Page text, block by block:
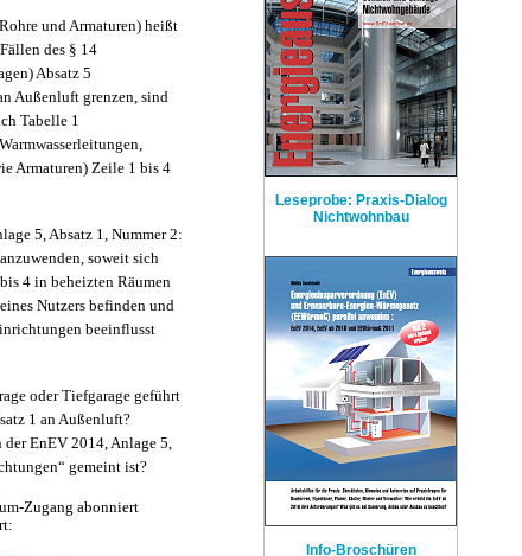
und Armaturen) heißt
des § 14
Absatz 5
Außenluft grenzen, sind
Tabelle 1
Armaturen) Zeile 1 bis 4
5, Absatz 1, Nummer 2:
soweit sich
4 in beheizten Räumen
Nutzers befinden und
beeinflusst
oder Tiefgarage geführt
1 an Außenluft?
EnEV 2014, Anlage 5,
gemeint ist?
Zugang abonniert
Leseprobe: Praxis-Dialog
Nichtwohnbau
Info-Broschüren